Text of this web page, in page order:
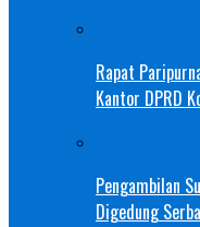
Rapat
Kantor DPRD
Pengambilan
Digedung